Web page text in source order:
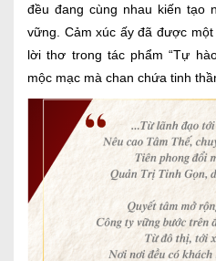
đều đang cùng nhau kiến tạo
vững. Cảm xúc ấy đã được
lời thơ trong tác phẩm “Tự
mộc mạc mà chan chứa tinh